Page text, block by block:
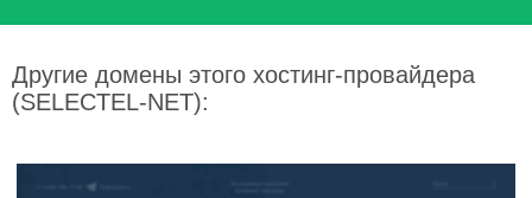
Другие домены этого хостинг-провайдера
(SELECTEL-NET):